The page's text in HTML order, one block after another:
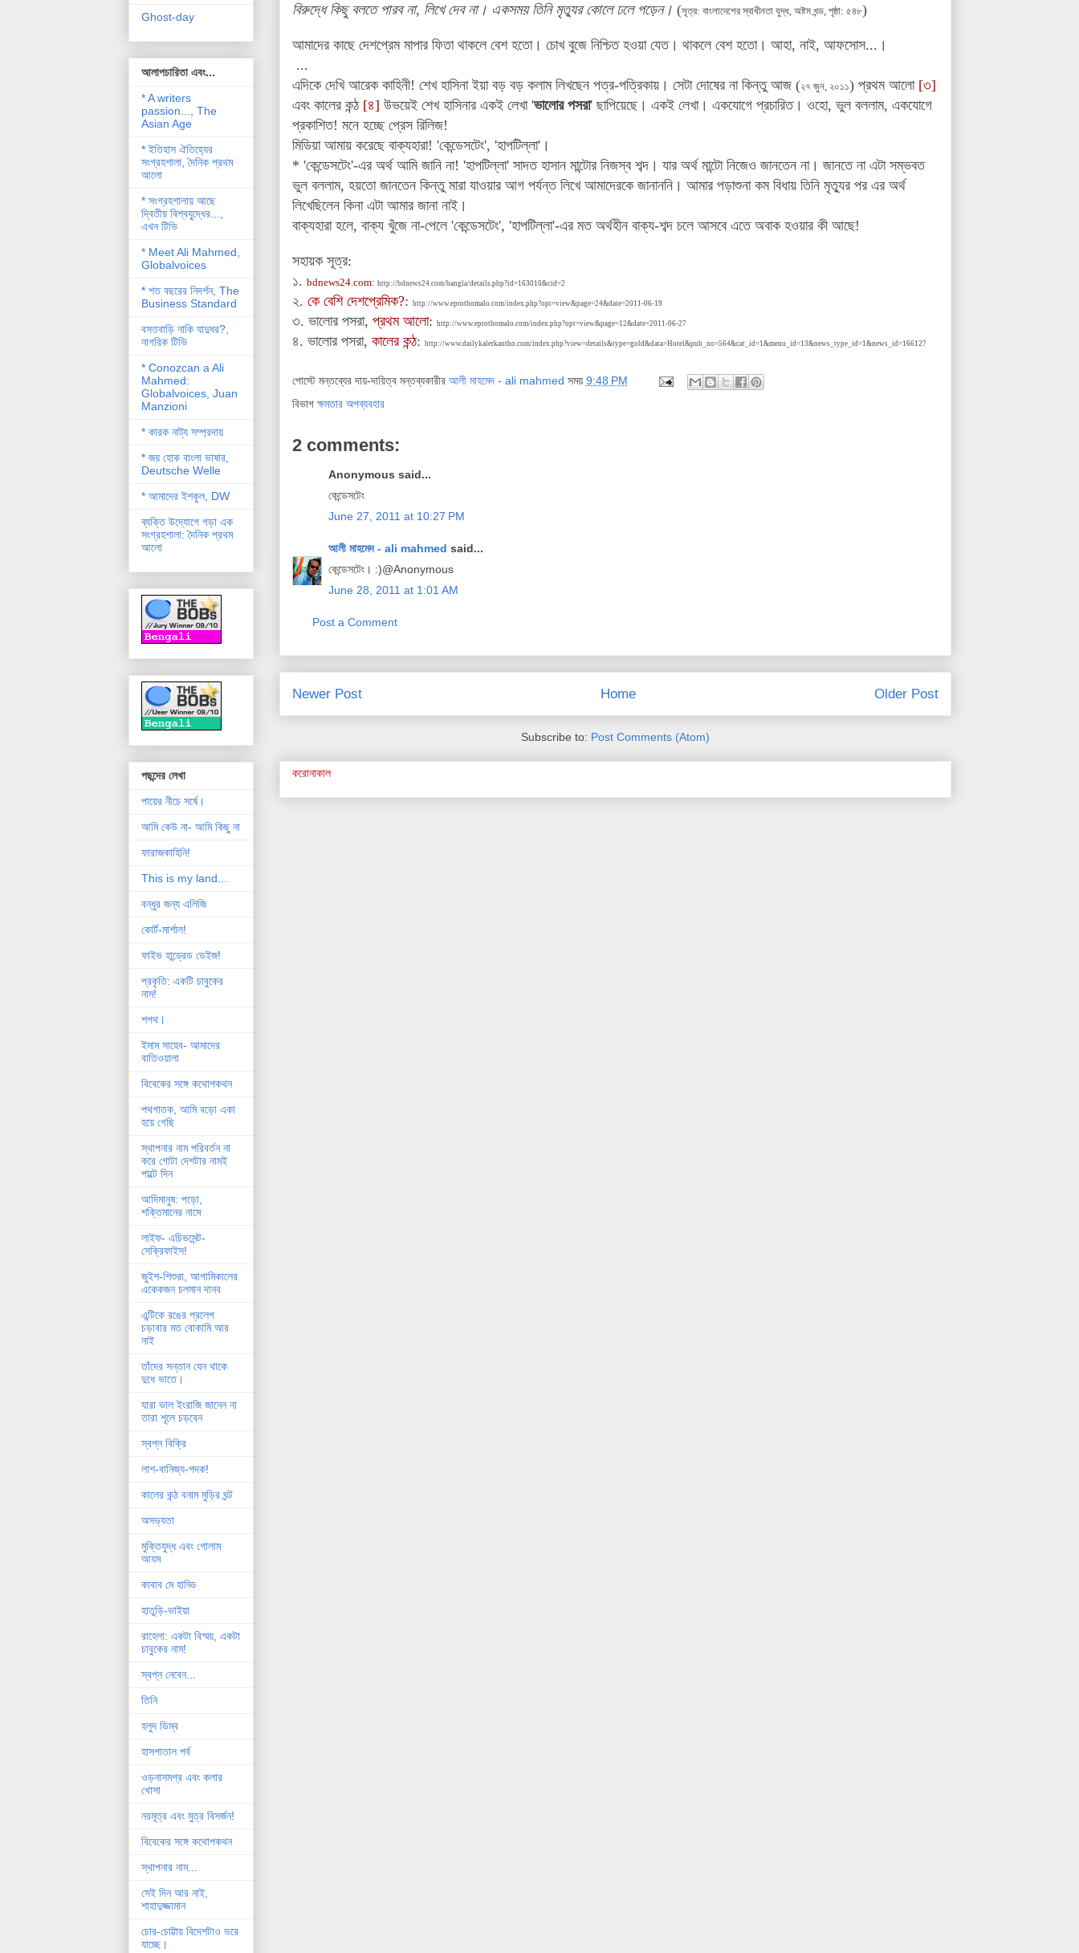
বিরুদ্ধে কিছু বলতে পারব না, লিখে দেব না। একসময় তিনি মৃত্যুর কোলে ঢলে পড়েন। (সূত্র: বাংলাদেশের স্বাধীনতা যুদ্ধ, অষ্টম খন্ড, পৃষ্ঠা: ৫৪৮)
আমাদের কাছে দেশপ্রেম মাপার ফিতা থাকলে বেশ হতো। চোখ বুজে নিশ্চিত হওয়া যেত। থাকলে বেশ হতো। আহা, নাই, আফসোস...।
...
এদিকে দেখি আরেক কাহিনী! শেখ হাসিনা ইয়া বড় বড় কলাম লিখছেন পত্র-পত্রিকায়। সেটা দোষের না কিন্তু আজ (২৭ জুন, ২০১১) প্রথম আলো [৩]
এবং কালের কন্ঠ [৪] উভয়েই শেখ হাসিনার একই লেখা 'ভালোর পসরা' ছাপিয়েছে। একই লেখা। একযোগে প্রচারিত। ওহো, ভুল বললাম, একযোগে
প্রকাশিত! মনে হচ্ছে প্রেস রিলিজ!
মিডিয়া আমায় করেছে বাক্যহারা! 'কেন্ডেসটেং', 'হাপটিল্লা'।
* 'কেন্ডেসটেং'-এর অর্থ আমি জানি না! 'হাপটিল্লা' সাদত হাসান মান্টোর নিজস্ব শব্দ। যার অর্থ মান্টো নিজেও জানতেন না। জানতে না এটা সম্ভবত
ভুল বললাম, হয়তো জানতেন কিন্তু মারা যাওয়ার আগ পর্যন্ত লিখে আমাদেরকে জানাননি। আমার পড়াশুনা কম বিধায় তিনি মৃত্যুর পর এর অর্থ
লিখেছিলেন কিনা এটা আমার জানা নাই।
বাক্যহারা হলে, বাক্য খুঁজে না-পেলে 'কেন্ডেসটেং', 'হাপটিল্লা'-এর মত অর্থহীন বাক্য-শব্দ চলে আসবে এতে অবাক হওয়ার কী আছে!
সহায়ক সূত্র:
১. bdnews24.com: http://bdnews24.com/bangla/details.php?id=163010&cid=2
২. কে বেশি দেশপ্রেমিক?: http://www.eprothomalo.com/index.php?opt=view&page=24&date=2011-06-19
৩. ভালোর পসরা, প্রথম আলো: http://www.eprothomalo.com/index.php?opt=view&page=12&date=2011-06-27
৪. ভালোর পসরা, কালের কন্ঠ: http://www.dailykalerkantho.com/index.php?view=details&type=gold&data=Hotel&pub_no=564&cat_id=1&menu_id=13&news_type_id=1&news_id=166127
পোস্টে মন্তব্যের দায়-দায়িত্ব মন্তব্যকারীর আলী মাহমেদ - ali mahmed সময় 9:48 PM
বিভাগক্ষমতার অপব্যবহার
2 comments:
Anonymous said...
কেন্ডেসটেং
June 27, 2011 at 10:27 PM
আলী মাহমেদ - ali mahmed said...
কেন্ডেসটেং। :)@Anonymous
June 28, 2011 at 1:01 AM
Post a Comment
Newer Post Older Post
Home
Subscribe to: Post Comments (Atom)
করোনাকাল
Ghost-day
আলাপচারিতা এবং...
* A writers
passion..., The
Asian Age
* ইতিহাস ঐতিহ্যের
সংগ্রহশালা, দৈনিক প্রথম
আলো
* সংগ্রহশালায় আছে
দ্বিতীয় বিশ্বযু্দ্ধের...,
এখন টিভি
* Meet Ali Mahmed,
Globalvoices
* শত বছরের নিদর্শন, The
Business Standard
বসতবাড়ি নাকি যাদুঘর?,
নাগরিক টিভি
* Conozcan a Ali
Mahmed:
Globalvoices, Juan
Manzioni
* কারক নাট্য সম্প্রদায়
* জয় হোক বাংলা ভাষার,
Deutsche Welle
* আমাদের ইশকুল, DW
ব্যক্তি উদ্যোগে গড়া এক
সংগ্রহশালা: দৈনিক প্রথম
আলো
পছন্দের লেখা
পায়ের নীচে সর্ষে।
আমি কেউ না- আমি কিছু না
ফারাজকাহিনি!
This is my land...
বন্ধুর জন্য এলিজি
কোর্ট-মার্শাল!
ফাইভ হান্ড্রেড ডেইজ!
প্রকৃতি: একটি চাবুকের
নাম!
শপথ।
ইমাম সাহেব- আমাদের
বাতিওয়ালা
বিবেকের সঙ্গে কথোপকথন
পথগাতক, আমি বড়ো একা
হয়ে গেছি
স্থাপনার নাম পরিবর্তন না
করে গোটা দেশটার নামই
পাল্টে দিন
আদিমানুষ: পড়ো,
শক্তিমানের নামে
লাইফ- এচিভমেন্ট-
সেক্রিফাইস!
জুইশ-শিশুরা, আগামিকালের
একেকজন চলমান দানব
এন্টিকে রঙের প্রলেপ
চড়াবার মত বোকামি আর
নাই
তাঁদের সন্তান যেন থাকে
দুধে ভাতে।
যারা ভাল ইংরাজি জানেন না
তারা শূলে চড়বেন
স্বপ্ন বিক্রি
লাশ-বানিজ্য-পদক!
কালের কন্ঠ বনাম মুড়ির ঘন্ট
অসভ্যতা
মুক্তিযুদ্ধ এবং গোলাম
আযম
কাবাব মে হাড্ডি
হাতুড়ি-ভাইয়া
রাহেলা: একটা বিস্ময়, একটা
চাবুকের নাম!
স্বপ্ন নেবেন...
তিনি
হলুদ ডিম্ব
হাসপাতাল পর্ব
ওড়নাসমগ্র এবং কলার
খোসা
নরমূত্র এবং মুত্র বিসর্জন!
বিবেকের সঙ্গে কথোপকথন
স্থাপনার নাম...
সেই দিন আর নাই,
শাহাদুজ্জামান
চোর-চোট্টায় বিদেশটাও ভরে
যাচ্ছে।